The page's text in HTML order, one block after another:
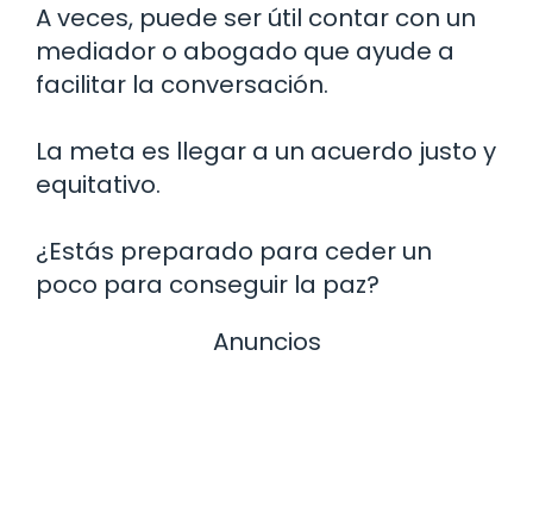
A veces, puede ser útil contar con un
mediador o abogado que ayude a
facilitar la conversación.
La meta es llegar a un acuerdo justo y
equitativo.
¿Estás preparado para ceder un
poco para conseguir la paz?
Anuncios